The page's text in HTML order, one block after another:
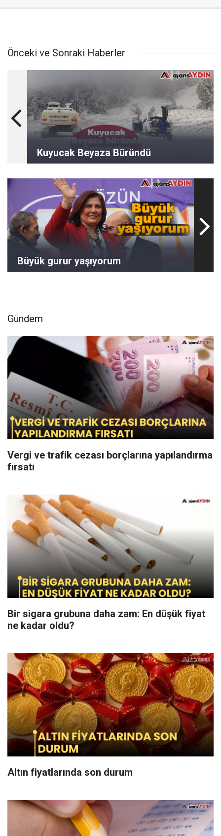
Önceki ve Sonraki Haberler
Kuyucak Beyaza Büründü
Büyük gurur yaşıyorum
Gündem
Vergi ve trafik cezası borçlarına yapılandırma
fırsatı
Bir sigara grubuna daha zam: En düşük fiyat
ne kadar oldu?
Altın fiyatlarında son durum